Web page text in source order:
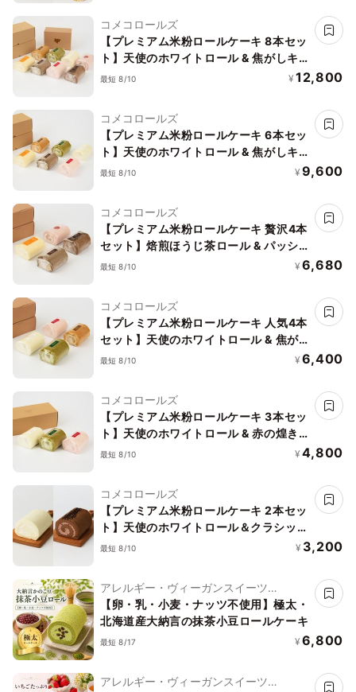
コメコロールズ
【プレミアム米粉ロールケーキ 8本セッ
ト】天使のホワイトロール & 焦がしキ
ャラメルロール & 赤の煌きラズベリー
クラシックショコラロール & 贅沢いち
ごロール グルテンフリー
最短 8/10 ¥ 12,800
コメコロールズ
【プレミアム米粉ロールケーキ 6本セッ
ト】天使のホワイトロール & 焦がしキ
ャラメルロール & 赤の煌きラズベリー
グルテンフリー
最短 8/10 ¥ 9,600
コメコロールズ
【プレミアム米粉ロールケーキ 贅沢4本
セット】焙煎ほうじ茶ロール & パッシ
ョンフルーツロール & クラシックショ
最短 8/10 ¥ 6,680
コメコロールズ
【プレミアム米粉ロールケーキ 人気4本
セット】天使のホワイトロール & 焦が
しキャラメルロール & 赤の煌きラズベ
最短 8/10 ¥ 6,400
コメコロールズ
【プレミアム米粉ロールケーキ 3本セッ
ト】天使のホワイトロール & 赤の煌き
ラズベリーロール & 嬉野新緑ロール グ
最短 8/10 ¥ 4,800
コメコロールズ
【プレミアム米粉ロールケーキ 2本セッ
ト】天使のホワイトロール＆クラシック
ショコラロール《グルテンフリー》
最短 8/10 ¥ 3,200
アレルギー・ヴィーガンスイーツ
L'AURA(ローラ)
【卵・乳・小麦・ナッツ不使用】極太・
北海道産大納言の抹茶小豆ロールケーキ
最短 8/17 ¥ 6,800
アレルギー・ヴィーガンスイーツ